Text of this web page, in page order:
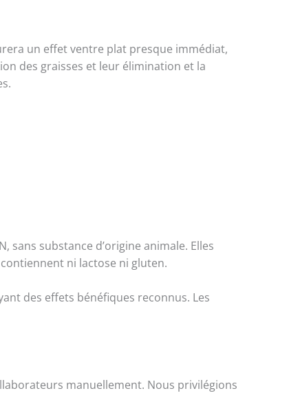
un effet ventre plat presque immédiat,
des graisses et leur élimination et la
sans substance d’origine animale. Elles
ni lactose ni gluten.
des effets bénéfiques reconnus. Les
manuellement. Nous privilégions